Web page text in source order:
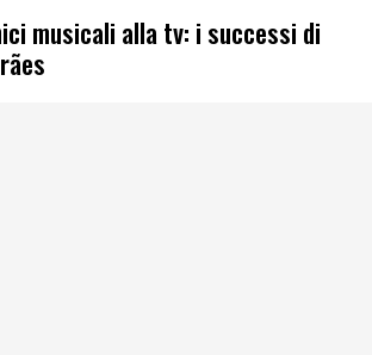
musicali alla tv: i successi di